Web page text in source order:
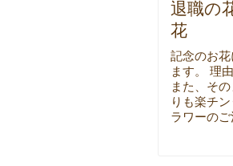
退職の
花
記念のお
ます。 理
また、そ
りも楽チ
ラワーの